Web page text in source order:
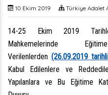
10 Ekim 2019 Türkiye Adalet
14-25 Ekim 2019
Mahkemelerinde
Verilenlerden (26.09.2019
Kabul Edilenlere ve
Yapılanlara ve Bu Eğitime